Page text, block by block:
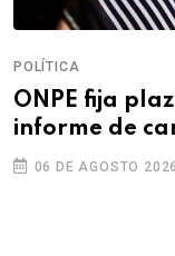
POLÍTICA
ONPE fija
informe de
06 DE AGOSTO 2026